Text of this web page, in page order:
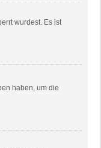
wurdest. Es ist
haben, um die